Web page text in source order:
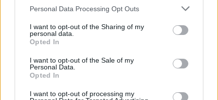
Personal Data Processing Opt Outs
I want to opt-out of the Sharing of my
personal data.
Opted In
I want to opt-out of the Sale of my
Personal Data.
Opted In
I want to opt-out of processing my
παρεμβάσεις πρόληψης. Την ίδια στιγμή,
υπογράμμισε ότι ο προληπτικός έλεγχος με
αξονική τομογραφία χαμηλής δόσης σε
ενώ οι σύγχρονες θεραπείες έχουν βελτιώσει
σημαντικά την πρόγνωση, χωρίς να αναιρούν